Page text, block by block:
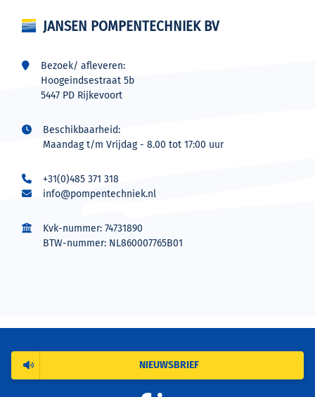
JANSEN POMPENTECHNIEK BV
Bezoek/ afleveren:
Hoogeindsestraat 5b
5447 PD Rijkevoort
Beschikbaarheid:
Maandag t/m Vrijdag - 8.00 tot 17:00 uur
+31(0)485 371 318
info@pompentechniek.nl
Kvk-nummer: 74731890
BTW-nummer: NL860007765B01
NIEUWSBRIEF